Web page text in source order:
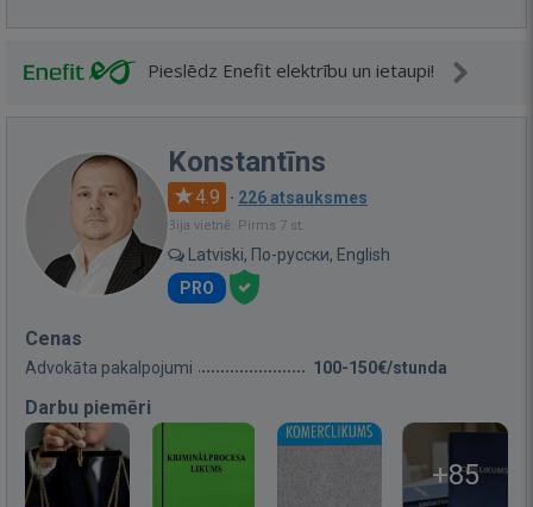
Pieslēdz Enefit elektrību un ietaupi!
Konstantīns
4.9 · 226 atsauksmes
Bija vietnē: Pirms 7 st.
Latviski, По-русски, English
PRO
Cenas
Advokāta pakalpojumi 100-150€/stunda
Darbu piemēri
+85